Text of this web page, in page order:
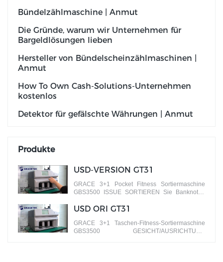
Bündelzählmaschine | Anmut
Die Gründe, warum wir Unternehmen für
Bargeldlösungen lieben
Hersteller von Bündelscheinzählmaschinen |
Anmut
How To Own Cash-Solutions-Unternehmen
kostenlos
Detektor für gefälschte Währungen | Anmut
Produkte
USD-VERSION GT31
GRACE 3+1 Pocket Fitness Sortiermaschine
GBS3500 ISSUE SORTIEREN Sie Banknoten
USD ORI GT31
GRACE 3+1 Taschen-Fitness-Sortiermaschine
GBS3500 GESICHT/AUSRICHTUNG